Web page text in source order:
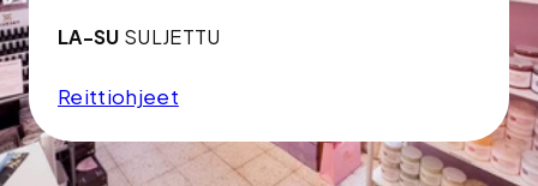
LA-SU SULJETTU
Reittiohjeet